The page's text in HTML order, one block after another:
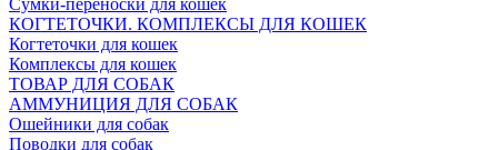
Сумки-переноски для кошек
КОГТЕТОЧКИ. КОМПЛЕКСЫ ДЛЯ КОШЕК
Когтеточки для кошек
Комплексы для кошек
ТОВАР ДЛЯ СОБАК
АММУНИЦИЯ ДЛЯ СОБАК
Ошейники для собак
Поводки для собак